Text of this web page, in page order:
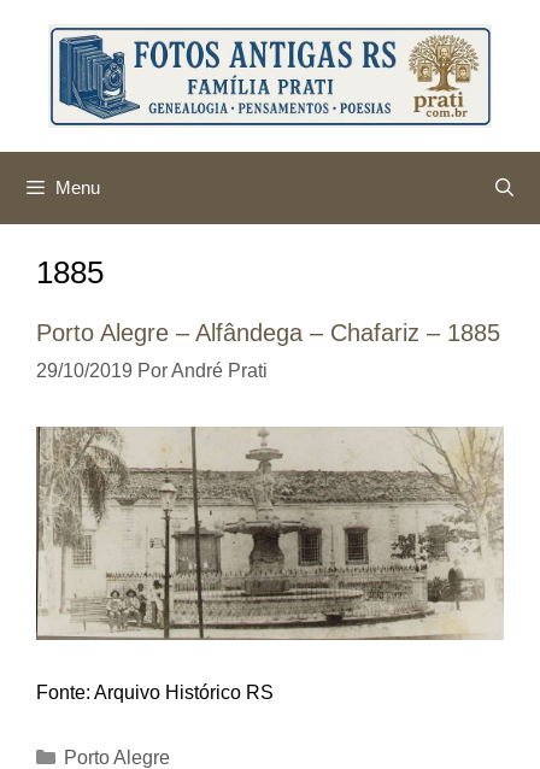
conteúdo
Menu
1885
Porto Alegre – Alfândega – Chafariz – 1885
29/10/2019 PorAndré Prati
Fonte: Arquivo Histórico RS
Categorias
Porto Alegre